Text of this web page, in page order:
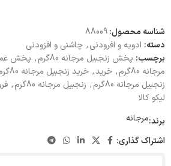
شناسه محصول:88009
دسته: ادویه و افرودنی, چاشنی و افزودنی
برچسب: پخش زنجبیل مرجانه 80گرم , پخش
مرجانه 80گرم
, خرید, خرید زنجبیل مرجانه 80گرم
زنجبیل مرجانه 80گرم
, زنجبیل مرجانه 80گرم ,
لیکو کالا
برند:مرجانه
اشتراک گذاری: